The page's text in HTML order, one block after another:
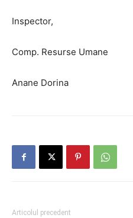
Inspector,
Comp. Resurse Umane
Anane Dorina
Articolul precedent